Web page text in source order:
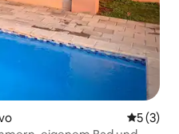
5 (3)